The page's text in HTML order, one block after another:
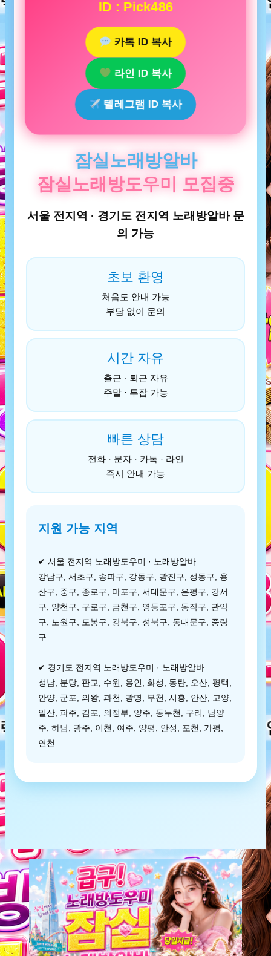
ID : Pick486
카톡 ID 복사
라인 ID 복사
텔레그램 ID 복사
잠실노래방알바
잠실노래방도우미 모집중
서울 전지역 · 경기도 전지역 노래방알바 문
의 가능
초보 환영
처음도 안내 가능
부담 없이 문의
시간 자유
출근 · 퇴근 자유
주말 · 투잡 가능
빠른 상담
전화 · 문자 · 카톡 · 라인
즉시 안내 가능
지원 가능 지역
✔ 서울 전지역 노래방도우미 · 노래방알바
강남구, 서초구, 송파구, 강동구, 광진구, 성동구, 용
산구, 중구, 종로구, 마포구, 서대문구, 은평구, 강서
구, 양천구, 구로구, 금천구, 영등포구, 동작구, 관악
구, 노원구, 도봉구, 강북구, 성북구, 동대문구, 중랑
구
✔ 경기도 전지역 노래방도우미 · 노래방알바
성남, 분당, 판교, 수원, 용인, 화성, 동탄, 오산, 평택,
안양, 군포, 의왕, 과천, 광명, 부천, 시흥, 안산, 고양,
일산, 파주, 김포, 의정부, 양주, 동두천, 구리, 남양
주, 하남, 광주, 이천, 여주, 양평, 안성, 포천, 가평,
연천